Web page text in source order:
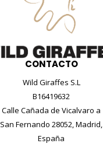
CONTACTO
Wild Giraffes S.L
B16419632
Calle Cañada de Vicalvaro a
San Fernando 28052, Madrid,
España